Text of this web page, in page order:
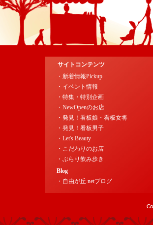
サイトコンテンツ
・新着情報Pickup
・イベント情報
・特集・特別企画
・NewOpenのお店
・発見！看板娘・看板女将
・発見！看板男子
・Let's Beauty
・こだわりのお店
・ぶらり飲み歩き
Blog
・自由が丘.netブログ